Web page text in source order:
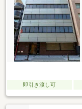
即引き渡し可